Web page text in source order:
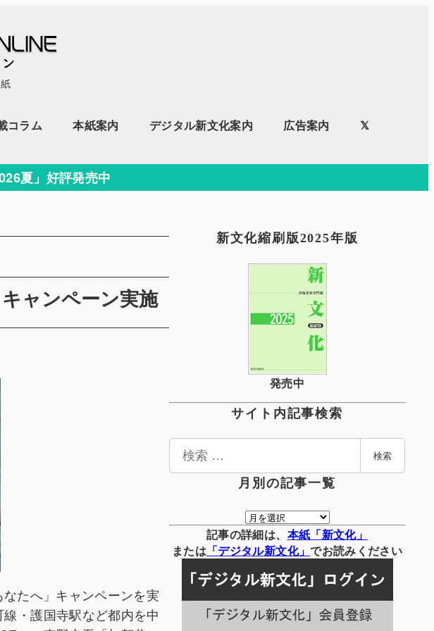
コラム 本紙案内 デジタル新文化案内 広告案内 𝕏
夏」好評発売中
ャンペーン実施
たへ」キャンペーンを実
・護国寺駅など都内を中
新文化縮刷版2025年版
発売中
サイト内記事検索
検
検索
月別の記事一覧
月
別
の
事
一
覧
記事の詳細は、 本紙「新文化」
または 「デジタル新文化」でお読みください